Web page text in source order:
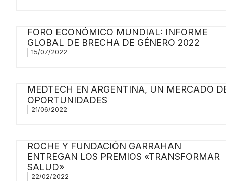
FORO ECONÓMICO MUNDIAL: INFORME
GLOBAL DE BRECHA DE GÉNERO 2022
15/07/2022
MEDTECH EN ARGENTINA, UN MERCADO
OPORTUNIDADES
21/06/2022
ROCHE Y FUNDACIÓN GARRAHAN
ENTREGAN LOS PREMIOS «TRANSFORMAR
SALUD»
22/02/2022